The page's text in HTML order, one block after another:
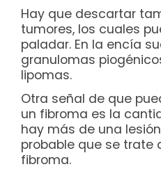
Hay que descartar
tumores, los cuales
paladar. En la encía
granulomas
lipomas.
Otra señal de que
un fibroma es la
hay más de una
probable que se trate
fibroma.